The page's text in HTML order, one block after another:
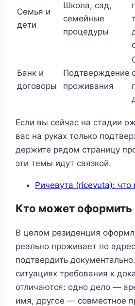
Семья и
дети
Школа, сад,
семейные
процедуры
Банк и
договоры
Подтверждение
проживания
Если вы сейчас на стадии
вас на руках только
держите рядом страницу
эти темы идут связкой.
Ричевута (ricevuta):
Кто может оформить
В целом резиденция
реально проживает по
подтвердить
ситуациях требования к
отличаются: одно дело —
имя, другое — совместное